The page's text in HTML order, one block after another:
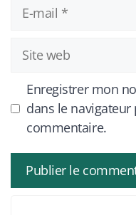
mail
Site
web
Enregistrer mon
dans le
commentaire.